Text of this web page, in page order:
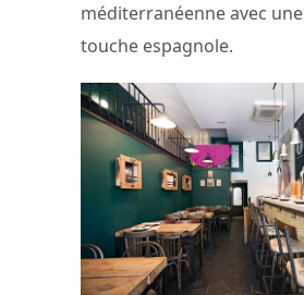
méditerranéenne avec
touche espagnole.